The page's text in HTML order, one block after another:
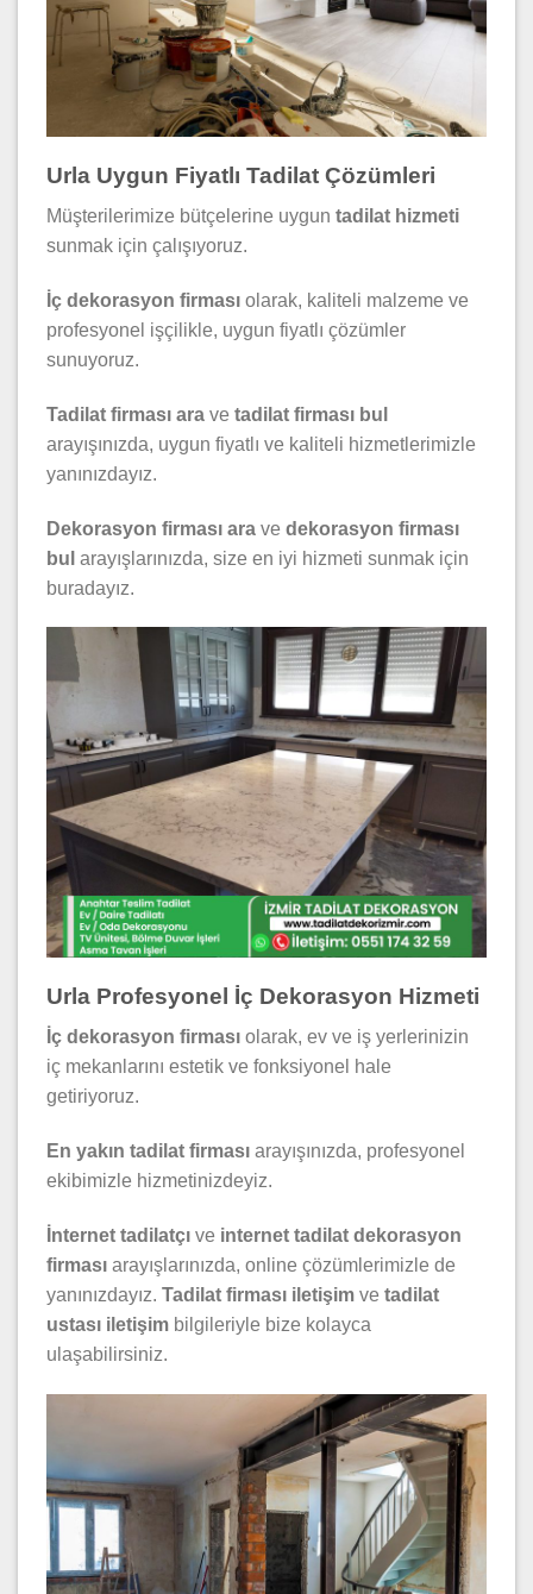
Urla Uygun Fiyatlı Tadilat Çözümleri
Müşterilerimize bütçelerine uygun tadilat hizmeti
sunmak için çalışıyoruz.
İç dekorasyon firması olarak, kaliteli malzeme ve
profesyonel işçilikle, uygun fiyatlı çözümler
sunuyoruz.
Tadilat firması ara ve tadilat firması bul
arayışınızda, uygun fiyatlı ve kaliteli hizmetlerimizle
yanınızdayız.
Dekorasyon firması ara ve dekorasyon firması
bul arayışlarınızda, size en iyi hizmeti sunmak için
buradayız.
Urla Profesyonel İç Dekorasyon Hizmeti
İç dekorasyon firması olarak, ev ve iş yerlerinizin
iç mekanlarını estetik ve fonksiyonel hale
getiriyoruz.
En yakın tadilat firması arayışınızda, profesyonel
ekibimizle hizmetinizdeyiz.
İnternet tadilatçı ve internet tadilat dekorasyon
firması arayışlarınızda, online çözümlerimizle de
yanınızdayız. Tadilat firması iletişim ve tadilat
ustası iletişim bilgileriyle bize kolayca
ulaşabilirsiniz.